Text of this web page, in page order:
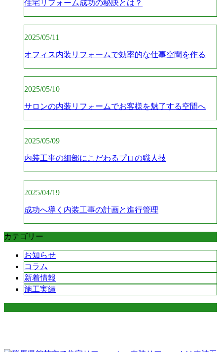
住宅リフォーム成功の秘訣とは？
2025/05/11
オフィス内装リフォームで効率的な仕事空間を作る
2025/05/10
サロンの内装リフォームでお客様を魅了する空間へ
2025/05/09
内装工事の細部にこだわるプロの職人技
2025/04/19
成功へ導く内装工事の計画と進行管理
カテゴリー
お知らせ
コラム
新着情報
施工実績